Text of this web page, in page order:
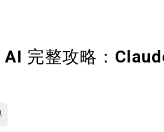
完整攻略：